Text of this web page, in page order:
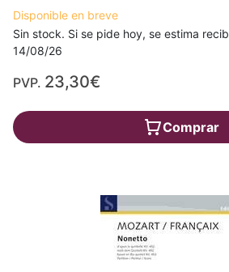
Disponible en breve
Sin stock. Si se pide hoy, se estima
14/08/26
PVP. 23,30€
Comprar